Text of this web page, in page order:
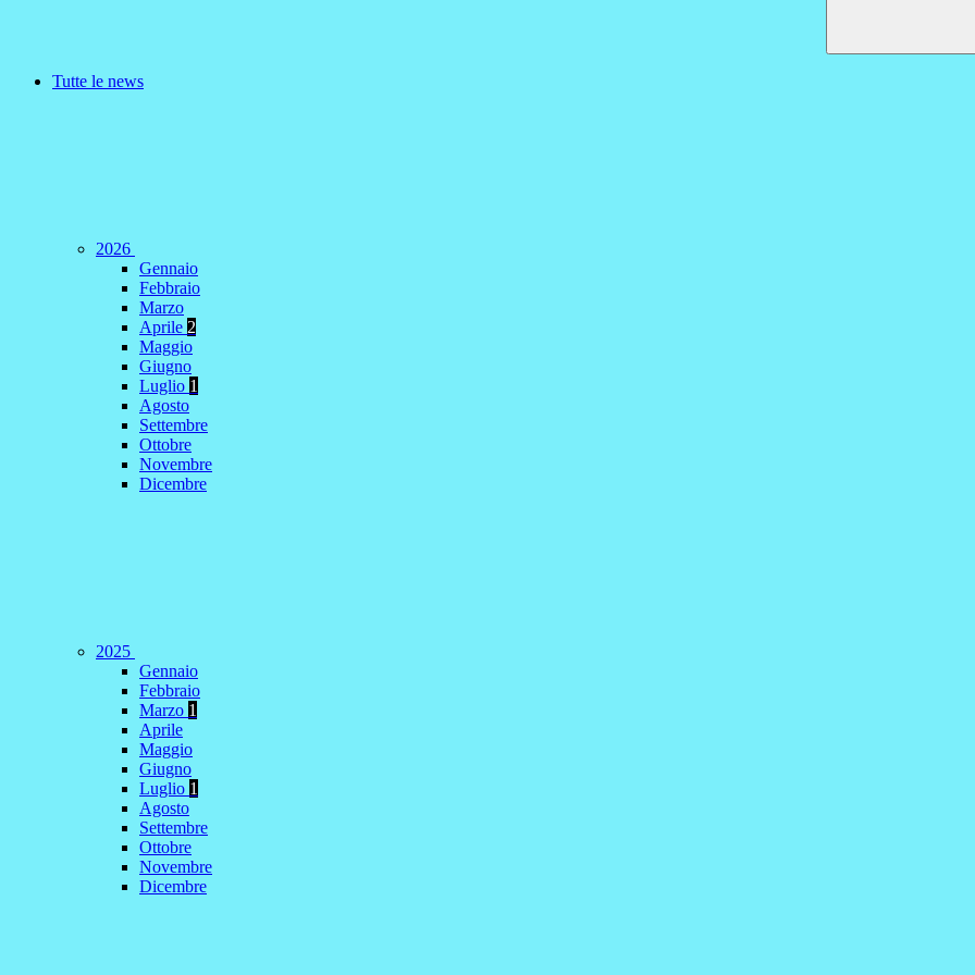
Tutte le news
2026
Gennaio
Febbraio
Marzo
Aprile 2
Maggio
Giugno
Luglio 1
Agosto
Settembre
Ottobre
Novembre
Dicembre
2025
Gennaio
Febbraio
Marzo 1
Aprile
Maggio
Giugno
Luglio 1
Agosto
Settembre
Ottobre
Novembre
Dicembre